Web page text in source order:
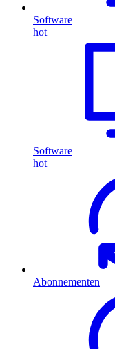
Software
hot
Software
hot
Abonnementen